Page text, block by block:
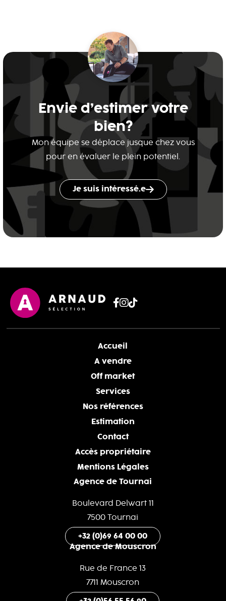
Envie d’estimer votre
bien?
Mon équipe se déplace jusque chez vous
pour en évaluer le plein potentiel.
Je suis intéressé.e
Accueil
A vendre
Off market
Services
Nos références
Estimation
Contact
Accès propriétaire
Mentions Légales
Agence de Tournai
Boulevard Delwart 11
7500 Tournai
+32 (0)69 64 00 00
Agence de Mouscron
Rue de France 13
7711 Mouscron